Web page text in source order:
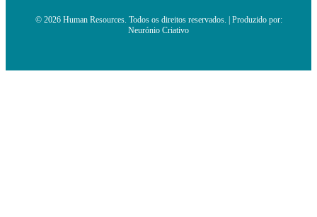
© 2026 Human Resources. Todos os direitos reservados. | Produzido por:
Neurónio Criativo